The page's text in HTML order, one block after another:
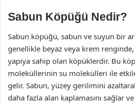
Sabun Köpüğü Nedir?
Sabun köpüğü, sabun ve suyun bir
genellikle beyaz veya krem
yapıya sahip olan köpüklerdir. Bu
moleküllerinin su molekülleri ile
gelir. Sabun, yüzey gerilimini
daha fazla alan kaplamasını sağlar